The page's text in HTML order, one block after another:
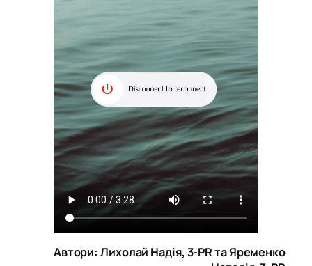
Автори: Лихолай Надія, 3-PR та Яременко